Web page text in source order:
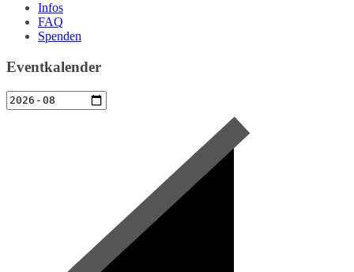
Infos
FAQ
Spenden
Eventkalender